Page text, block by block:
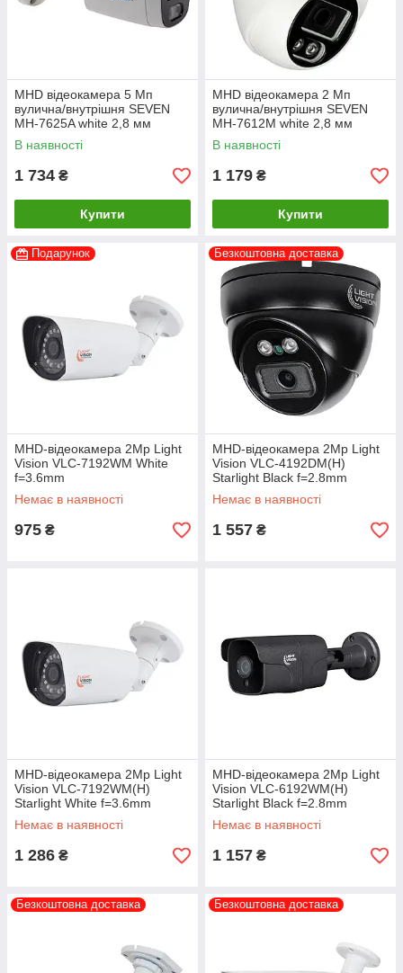
MHD відеокамера 5 Мп
вулична/внутрішня SEVEN
MH-7625A white 2,8 мм
В наявності
1 734 ₴
Купити
MHD відеокамера 2 Мп
вулична/внутрішня SEVEN
MH-7612M white 2,8 мм
В наявності
1 179 ₴
Купити
Подарунок
MHD-відеокамера 2Mp Light
Vision VLC-7192WM White
f=3.6mm
Немає в наявності
975 ₴
Безкоштовна доставка
MHD-відеокамера 2Mp Light
Vision VLC-4192DM(H)
Starlight Black f=2.8mm
Немає в наявності
1 557 ₴
MHD-відеокамера 2Mp Light
Vision VLC-7192WM(H)
Starlight White f=3.6mm
Немає в наявності
1 286 ₴
MHD-відеокамера 2Mp Light
Vision VLC-6192WM(H)
Starlight Black f=2.8mm
Немає в наявності
1 157 ₴
Безкоштовна доставка Безкоштовна доставка